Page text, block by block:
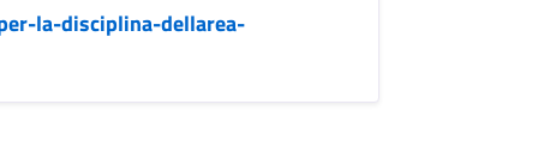
la-disciplina-dellarea-